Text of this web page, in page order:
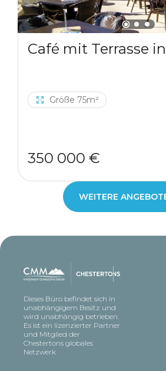
Größe 75m²
350 000 €
WEITERE
Dieses Büro befindet sich in
unabhängigem Besitz und
wird unabhängig betrieben.
Es ist ein lizenzierter Partner
und Mitglied der
Chestertons globales
Netzwerk